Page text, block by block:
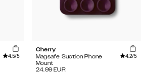
4.5/5
Cherry
Magsafe Suction Phone
Mount
4.2/5
24.99 EUR